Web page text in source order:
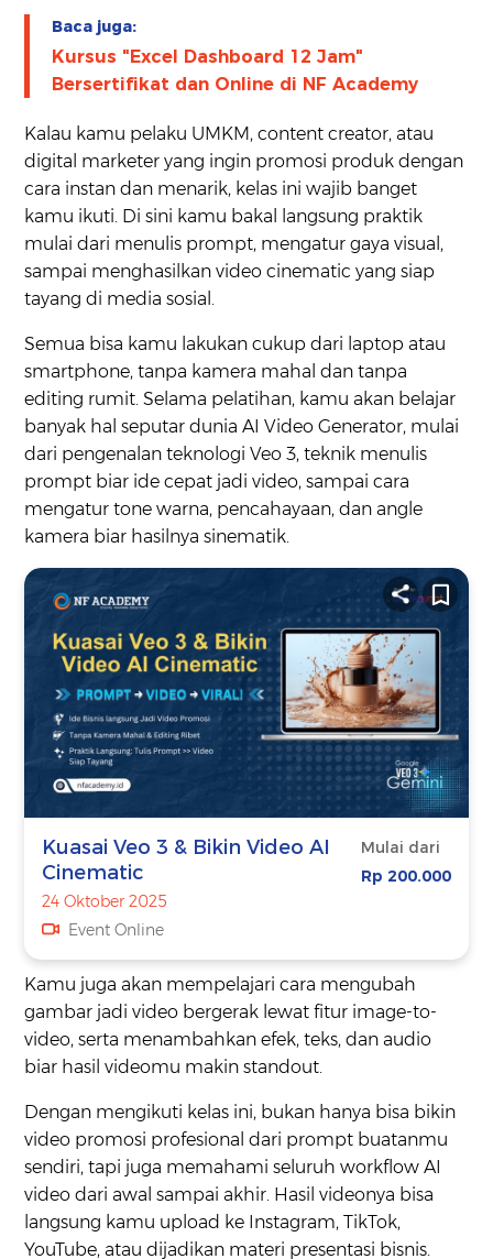
Baca juga:
Kursus "Excel Dashboard 12 Jam"
Bersertifikat dan Online di NF Academy
Kalau kamu pelaku UMKM, content creator, atau
digital marketer yang ingin promosi produk dengan
cara instan dan menarik, kelas ini wajib banget
kamu ikuti. Di sini kamu bakal langsung praktik
mulai dari menulis prompt, mengatur gaya visual,
sampai menghasilkan video cinematic yang siap
tayang di media sosial.
Semua bisa kamu lakukan cukup dari laptop atau
smartphone, tanpa kamera mahal dan tanpa
editing rumit. Selama pelatihan, kamu akan belajar
banyak hal seputar dunia AI Video Generator, mulai
dari pengenalan teknologi Veo 3, teknik menulis
prompt biar ide cepat jadi video, sampai cara
mengatur tone warna, pencahayaan, dan angle
kamera biar hasilnya sinematik.
Kuasai Veo 3 & Bikin Video AI
Cinematic
24 Oktober 2025
Event Online
Mulai dari
Rp 200.000
Kamu juga akan mempelajari cara mengubah
gambar jadi video bergerak lewat fitur image-to-
video, serta menambahkan efek, teks, dan audio
biar hasil videomu makin standout.
Dengan mengikuti kelas ini, bukan hanya bisa bikin
video promosi profesional dari prompt buatanmu
sendiri, tapi juga memahami seluruh workflow AI
video dari awal sampai akhir. Hasil videonya bisa
langsung kamu upload ke Instagram, TikTok,
YouTube, atau dijadikan materi presentasi bisnis.